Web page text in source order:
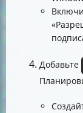
Добавьте